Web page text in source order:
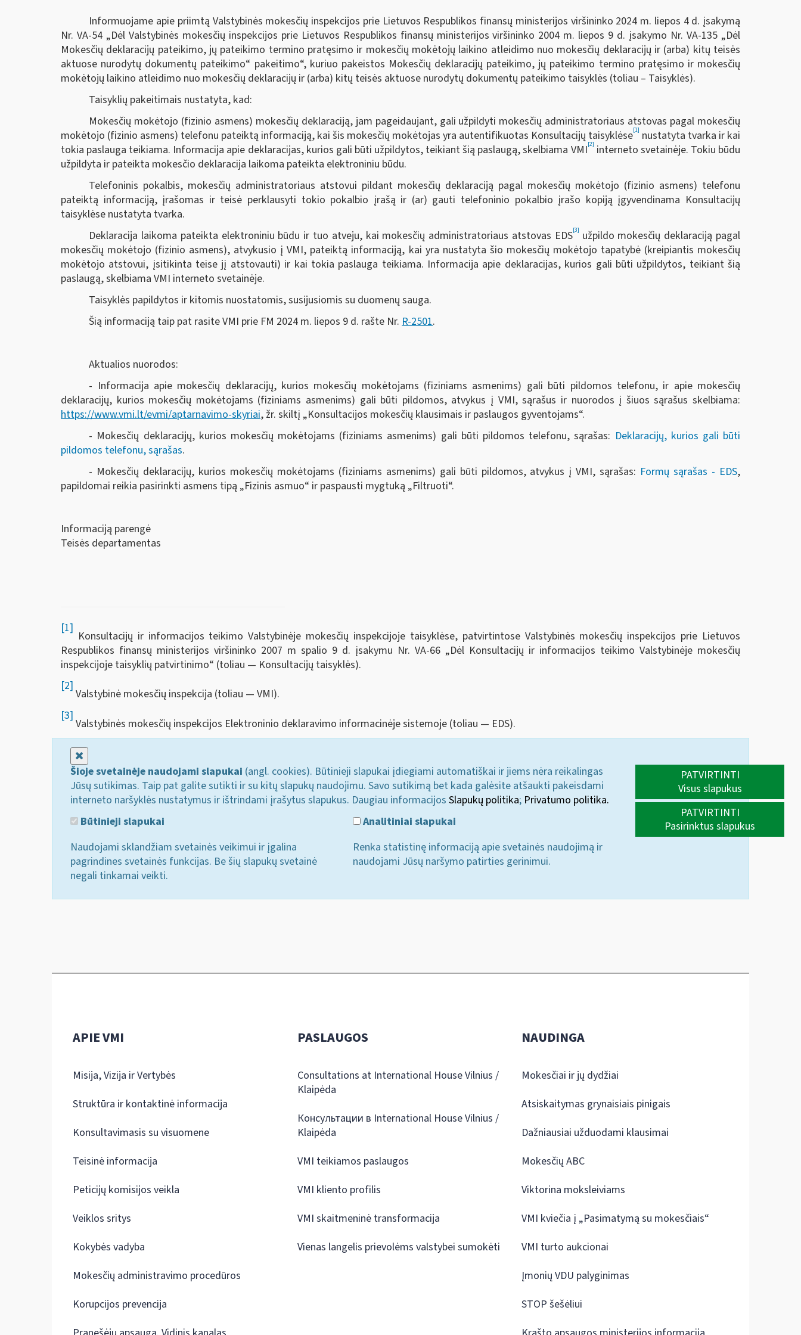
Informuojame apie priimtą Valstybinės mokesčių inspekcijos prie Lietuvos Respublikos finansų ministerijos viršininko 2024 m. liepos 4 d. įsakymą
Nr. VA-54 „Dėl Valstybinės mokesčių inspekcijos prie Lietuvos Respublikos finansų ministerijos viršininko 2004 m. liepos 9 d. įsakymo Nr. VA-135 „Dėl
Mokesčių deklaracijų pateikimo, jų pateikimo termino pratęsimo ir mokesčių mokėtojų laikino atleidimo nuo mokesčių deklaracijų ir (arba) kitų teisės
aktuose nurodytų dokumentų pateikimo“ pakeitimo“, kuriuo pakeistos Mokesčių deklaracijų pateikimo, jų pateikimo termino pratęsimo ir mokesčių
mokėtojų laikino atleidimo nuo mokesčių deklaracijų ir (arba) kitų teisės aktuose nurodytų dokumentų pateikimo taisyklės (toliau – Taisyklės).
Taisyklių pakeitimais nustatyta, kad:
Mokesčių mokėtojo (fizinio asmens) mokesčių deklaraciją, jam pageidaujant, gali užpildyti mokesčių administratoriaus atstovas pagal mokesčių
mokėtojo (fizinio asmens) telefonu pateiktą informaciją, kai šis mokesčių mokėtojas yra autentifikuotas Konsultacijų taisyklėse[1] nustatyta tvarka ir kai
tokia paslauga teikiama. Informacija apie deklaracijas, kurios gali būti užpildytos, teikiant šią paslaugą, skelbiama VMI[2] interneto svetainėje. Tokiu būdu
užpildyta ir pateikta mokesčio deklaracija laikoma pateikta elektroniniu būdu.
Telefoninis pokalbis, mokesčių administratoriaus atstovui pildant mokesčių deklaraciją pagal mokesčių mokėtojo (fizinio asmens) telefonu
pateiktą informaciją, įrašomas ir teisė perklausyti tokio pokalbio įrašą ir (ar) gauti telefoninio pokalbio įrašo kopiją įgyvendinama Konsultacijų
taisyklėse nustatyta tvarka.
Deklaracija laikoma pateikta elektroniniu būdu ir tuo atveju, kai mokesčių administratoriaus atstovas EDS[3] užpildo mokesčių deklaraciją pagal
mokesčių mokėtojo (fizinio asmens), atvykusio į VMI, pateiktą informaciją, kai yra nustatyta šio mokesčių mokėtojo tapatybė (kreipiantis mokesčių
mokėtojo atstovui, įsitikinta teise jį atstovauti) ir kai tokia paslauga teikiama. Informacija apie deklaracijas, kurios gali būti užpildytos, teikiant šią
paslaugą, skelbiama VMI interneto svetainėje.
Taisyklės papildytos ir kitomis nuostatomis, susijusiomis su duomenų sauga.
Šią informaciją taip pat rasite VMI prie FM 2024 m. liepos 9 d. rašte Nr. R-2501.
Aktualios nuorodos:
- Informacija apie mokesčių deklaracijų, kurios mokesčių mokėtojams (fiziniams asmenims) gali būti pildomos telefonu, ir apie mokesčių
deklaracijų, kurios mokesčių mokėtojams (fiziniams asmenims) gali būti pildomos, atvykus į VMI, sąrašus ir nuorodos į šiuos sąrašus skelbiama:
https://www.vmi.lt/evmi/aptarnavimo-skyriai, žr. skiltį „Konsultacijos mokesčių klausimais ir paslaugos gyventojams“.
- Mokesčių deklaracijų, kurios mokesčių mokėtojams (fiziniams asmenims) gali būti pildomos telefonu, sąrašas: Deklaracijų, kurios gali būti
pildomos telefonu, sąrašas.
- Mokesčių deklaracijų, kurios mokesčių mokėtojams (fiziniams asmenims) gali būti pildomos, atvykus į VMI, sąrašas: Formų sąrašas - EDS,
papildomai reikia pasirinkti asmens tipą „Fizinis asmuo“ ir paspausti mygtuką „Filtruoti“.
Informaciją parengė
Teisės departamentas
[1]
Konsultacijų ir informacijos teikimo Valstybinėje mokesčių inspekcijoje taisyklėse, patvirtintose Valstybinės mokesčių inspekcijos prie Lietuvos
Respublikos finansų ministerijos viršininko 2007 m spalio 9 d. įsakymu Nr. VA-66 „Dėl Konsultacijų ir informacijos teikimo Valstybinėje mokesčių
inspekcijoje taisyklių patvirtinimo“ (toliau — Konsultacijų taisyklės).
[2]
Valstybinė mokesčių inspekcija (toliau — VMI).
[3]
Valstybinės mokesčių inspekcijos Elektroninio deklaravimo informacinėje sistemoje (toliau — EDS).
Šioje svetainėje naudojami slapukai (angl. cookies). Būtinieji slapukai įdiegiami automatiškai ir jiems nėra reikalingas
Jūsų sutikimas. Taip pat galite sutikti ir su kitų slapukų naudojimu. Savo sutikimą bet kada galėsite atšaukti pakeisdami
interneto naršyklės nustatymus ir ištrindami įrašytus slapukus. Daugiau informacijos Slapukų politika; Privatumo politika.
Būtinieji slapukai
Naudojami sklandžiam svetainės veikimui ir įgalina
pagrindines svetainės funkcijas. Be šių slapukų svetainė
negali tinkamai veikti.
Analitiniai slapukai
Renka statistinę informaciją apie svetainės naudojimą ir
naudojami Jūsų naršymo patirties gerinimui.
PATVIRTINTI
Visus slapukus
PATVIRTINTI
Pasirinktus slapukus
APIE VMI
Misija, Vizija ir Vertybės
Struktūra ir kontaktinė informacija
Konsultavimasis su visuomene
Teisinė informacija
Peticijų komisijos veikla
Veiklos sritys
Kokybės vadyba
Mokesčių administravimo procedūros
Korupcijos prevencija
PASLAUGOS
Consultations at International House Vilnius /
Klaipėda
Консультации в International House Vilnius /
Klaipėda
VMI teikiamos paslaugos
VMI kliento profilis
VMI skaitmeninė transformacija
Vienas langelis prievolėms valstybei sumokėti
NAUDINGA
Mokesčiai ir jų dydžiai
Atsiskaitymas grynaisiais pinigais
Dažniausiai užduodami klausimai
Mokesčių ABC
Viktorina moksleiviams
VMI kviečia į „Pasimatymą su mokesčiais“
VMI turto aukcionai
Įmonių VDU palyginimas
STOP šešėliui